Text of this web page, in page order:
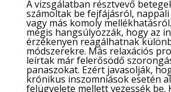
A vizsgálatban résztvevő
számoltak be fejfájásról,
vagy más komoly
mégis hangsúlyozzák, hogy az
érzékenyen reagálhatnak
módszerekre. Más relaxációs
leírtak már felerősödő
panaszokat. Ezért javasolják,
krónikus inszomniások esetén
felügyelete mellett vezessék be.